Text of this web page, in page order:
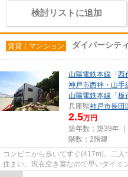
検討リストに追加
賃貸｜マンション ダイバーシテ
山陽電鉄本線 「 西
神戸市西神・山手
山陽電鉄本線 「 板
兵庫県神戸市長田
2.5万円
築年数：築39年 ｜
階数：2階建
コンビニから歩いてすぐ(417m)。二
住まい。現在空き室なので早いタイミ